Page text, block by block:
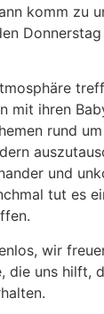
komm zu
Donnerstag
mit ihren
rund
und
tut es
wir
die uns hilft,